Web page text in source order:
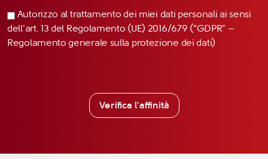
Autorizzo al trattamento dei miei dati personali ai sensi
dell’art. 13 del Regolamento (UE) 2016/679 (“GDPR” –
Regolamento generale sulla protezione dei dati)
Verifica l'affinità